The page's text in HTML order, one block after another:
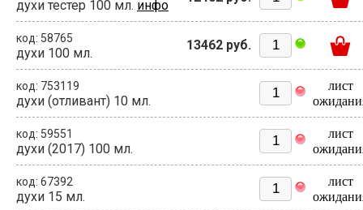
духи тестер 100 мл. инфо
код: 58765
духи 100 мл.
13462 руб.
код: 753119
духи (отливант) 10 мл.
лист
код: 59551
духи (2017) 100 мл.
лист
код: 67392
духи 15 мл.
лист